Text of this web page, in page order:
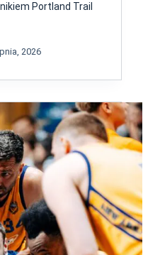
Portland Trail
2026